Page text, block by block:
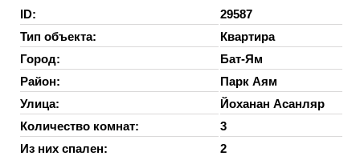
ID:
29587
Тип объекта:
Квартира
Город:
Бат-Ям
Район:
Парк Аям
Улица:
Йоханан Асанляр
Количество комнат:
3
Из них спален:
2